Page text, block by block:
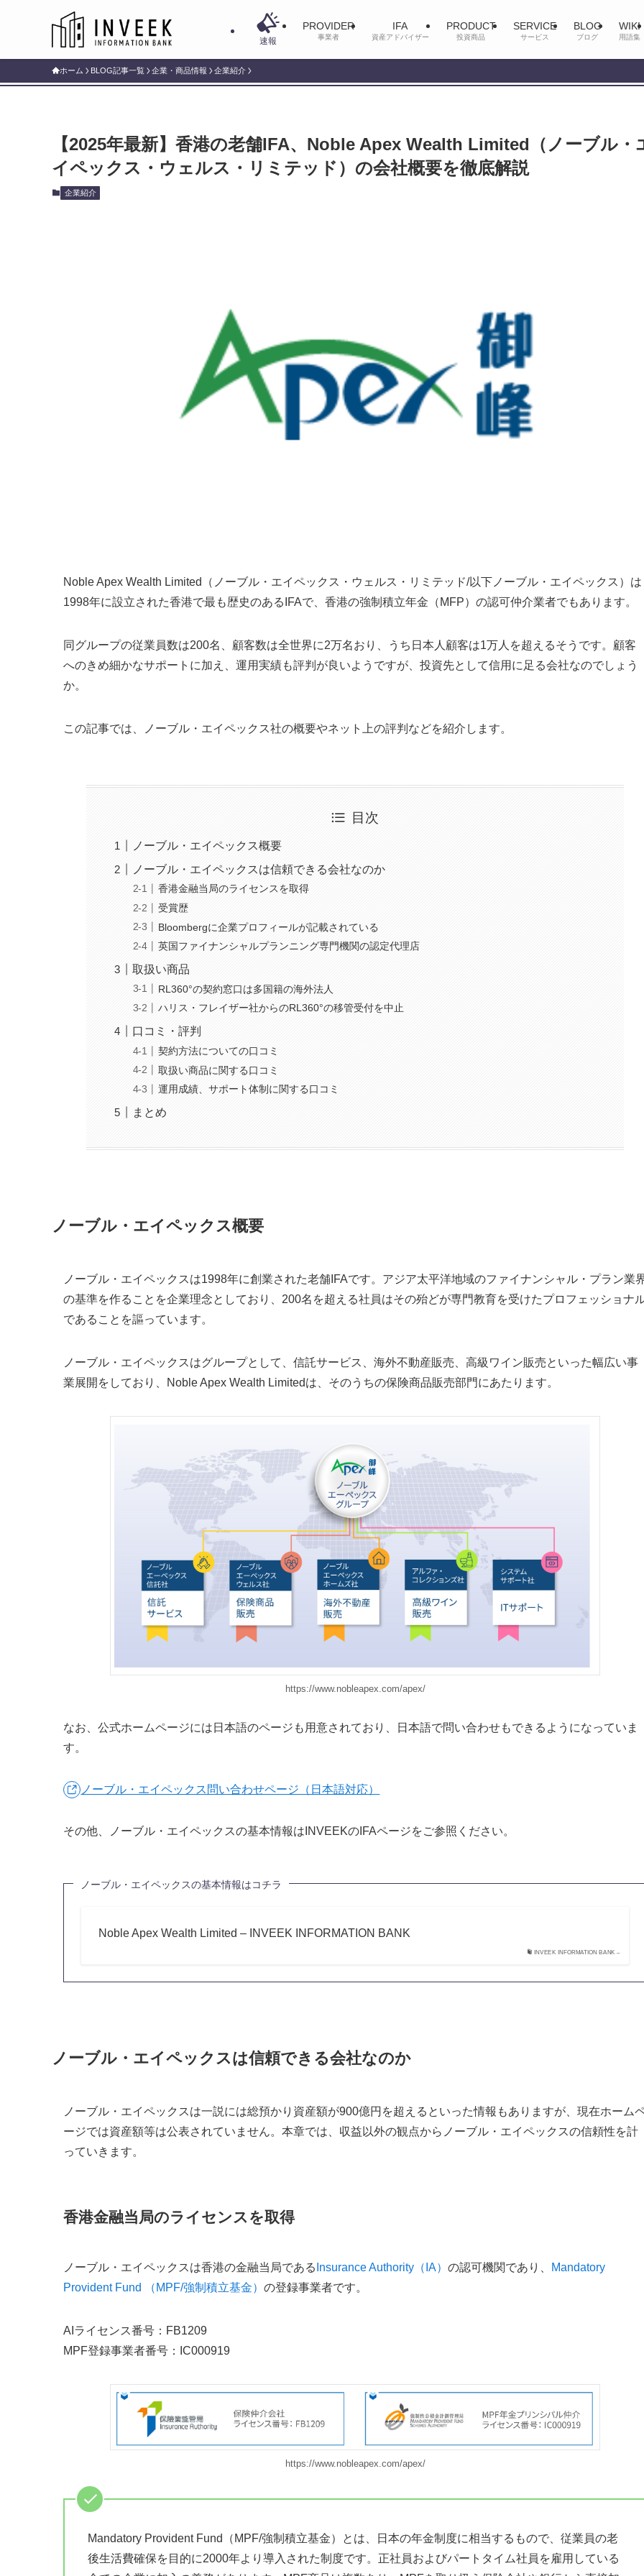
速報
PROVIDER
事業者
IFA
資産アドバイザー
PRODUCT
投資商品
SERVICE
サービス
BLOG
ブログ
WIKI
用語集
ホーム BLOG記事一覧 企業・商品情報 企業紹介
【2025年最新】香港の老舗IFA、Noble Apex Wealth Limited（ノーブル・
イペックス・ウェルス・リミテッド）の会社概要を徹底解説
企業紹介
Noble Apex Wealth Limited（ノーブル・エイペックス・ウェルス・リミテッド/以下ノーブル・エイペックス）は
1998年に設立された香港で最も歴史のあるIFAで、香港の強制積立年金（MFP）の認可仲介業者でもあります。
同グループの従業員数は200名、顧客数は全世界に2万名おり、うち日本人顧客は1万人を超えるそうです。顧客
へのきめ細かなサポートに加え、運用実績も評判が良いようですが、投資先として信用に足る会社なのでしょう
か。
この記事では、ノーブル・エイペックス社の概要やネット上の評判などを紹介します。
目次
ノーブル・エイペックス概要
ノーブル・エイペックスは信頼できる会社なのか
香港金融当局のライセンスを取得
受賞歴
Bloombergに企業プロフィールが記載されている
英国ファイナンシャルプランニング専門機関の認定代理店
取扱い商品
RL360°の契約窓口は多国籍の海外法人
ハリス・フレイザー社からのRL360°の移管受付を中止
口コミ・評判
契約方法についての口コミ
取扱い商品に関する口コミ
運用成績、サポート体制に関する口コミ
まとめ
ノーブル・エイペックス概要
ノーブル・エイペックスは1998年に創業された老舗IFAです。アジア太平洋地域のファイナンシャル・プラン業
の基準を作ることを企業理念としており、200名を超える社員はその殆どが専門教育を受けたプロフェッショナ
であることを謳っています。
ノーブル・エイペックスはグループとして、信託サービス、海外不動産販売、高級ワイン販売といった幅広い事
業展開をしており、Noble Apex Wealth Limitedは、そのうちの保険商品販売部門にあたります。
https://www.nobleapex.com/apex/
なお、公式ホームページには日本語のページも用意されており、日本語で問い合わせもできるようになっていま
す。
ノーブル・エイペックス問い合わせページ（日本語対応）
その他、ノーブル・エイペックスの基本情報はINVEEKのIFAページをご参照ください。
ノーブル・エイペックスの基本情報はコチラ
INVEEK INFORMATION BANK –
Noble Apex Wealth Limited – INVEEK INFORMATION BANK
ノーブル・エイペックスは信頼できる会社なのか
ノーブル・エイペックスは一説には総預かり資産額が900億円を超えるといった情報もありますが、現在ホーム
ージでは資産額等は公表されていません。本章では、収益以外の観点からノーブル・エイペックスの信頼性を計
っていきます。
香港金融当局のライセンスを取得
ノーブル・エイペックスは香港の金融当局である Insurance Authority（IA） の認可機関であり、
Mandatory
Provident Fund （MPF/強制積立基金） の登録事業者です。
AIライセンス番号：FB1209
MPF登録事業者番号：IC000919
https://www.nobleapex.com/apex/
Mandatory Provident Fund（MPF/強制積立基金）とは、日本の年金制度に相当するもので、従業員の老
後生活費確保を目的に2000年より導入された制度です。正社員およびパートタイム社員を雇用している